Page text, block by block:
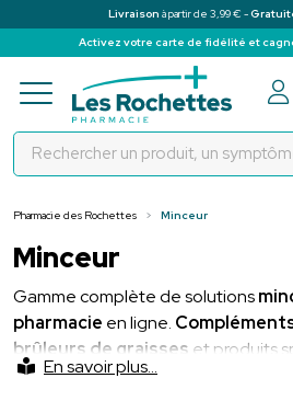
Livraison à partir de 3,99 € -
Activez votre carte de fidélité et
Pharmacie des Rochettes Minceur
Minceur
Gamme complète de solutions
pharmacie en ligne.
brûleurs de graisses et produits
gestion efficace du poids.